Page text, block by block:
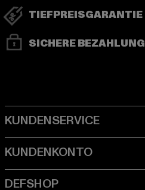
TIEFPREISGARANTIE
SICHERE BEZAHLUNG